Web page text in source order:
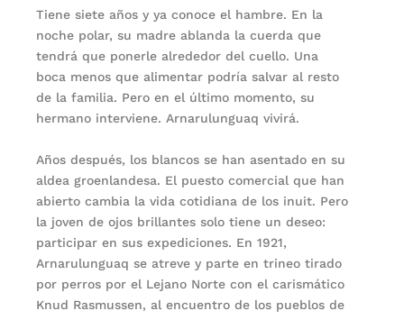
Tiene siete años y ya conoce el hambre. En la
noche polar, su madre ablanda la cuerda que
tendrá que ponerle alrededor del cuello. Una
boca menos que alimentar podría salvar al resto
de la familia. Pero en el último momento, su
hermano interviene. Arnarulunguaq vivirá.
Años después, los blancos se han asentado en su
aldea groenlandesa. El puesto comercial que han
abierto cambia la vida cotidiana de los inuit. Pero
la joven de ojos brillantes solo tiene un deseo:
participar en sus expediciones. En 1921,
Arnarulunguaq se atreve y parte en trineo tirado
por perros por el Lejano Norte con el carismático
Knud Rasmussen, al encuentro de los pueblos de